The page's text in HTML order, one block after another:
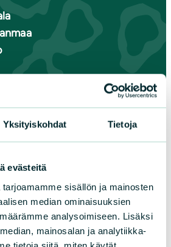
Yksityiskohdat Tietoja
evästeitä
sisällön ja mainosten
median ominaisuuksien
analysoimiseen. Lisäksi
mainosalan ja analytiikka-